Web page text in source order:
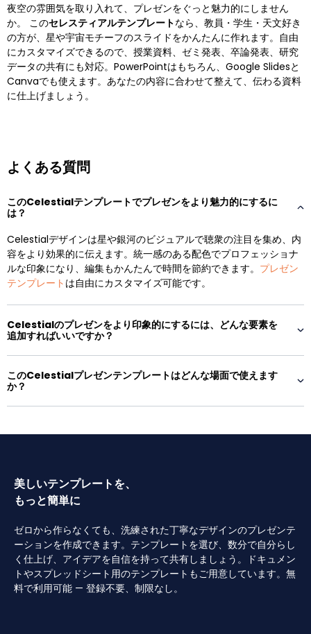
夜空の雰囲気を取り入れて、プレゼンをぐっと魅力的にしません
か。 このセレスティアルテンプレートなら、教員・学生・天文好き
の方が、星や宇宙モチーフのスライドをかんたんに作れます。自由
にカスタマイズできるので、授業資料、ゼミ発表、卒論発表、研究
データの共有にも対応。PowerPointはもちろん、Google Slidesと
Canvaでも使えます。あなたの内容に合わせて整えて、伝わる資料
に仕上げましょう。
よくある質問
このCelestialテンプレートでプレゼンをより魅力的にするに
は？
Celestialデザインは星や銀河のビジュアルで聴衆の注目を集め、内
容をより効果的に伝えます。統一感のある配色でプロフェッショナ
ルな印象になり、編集もかんたんで時間を節約できます。 プレゼン
テンプレート は自由にカスタマイズ可能です。
Celestialのプレゼンをより印象的にするには、どんな要素を
追加すればいいですか？
このCelestialプレゼンテンプレートはどんな場面で使えます
か？
美しいテンプレートを、
もっと簡単に
ゼロから作らなくても、洗練された丁寧なデザインのプレゼンテ
ーションを作成できます。テンプレートを選び、数分で自分らし
く仕上げ、アイデアを自信を持って共有しましょう。ドキュメン
トやスプレッドシート用のテンプレートもご用意しています。無
料で利用可能 — 登録不要、制限なし。